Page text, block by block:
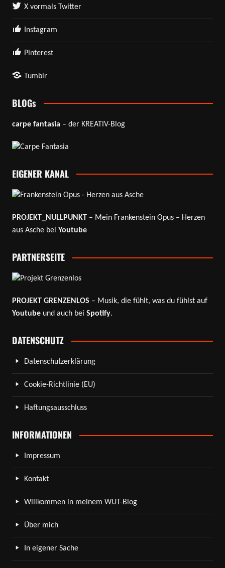
X vormals Twitter
Instagram
Pinterest
Tumblr
BLOGs
carpe fantasia – der KREATIV-Blog
EIGENER KANAL
PROJEKT_NULLPUNKT– Mein Frankenstein Opus – Herzen
aus Asche bei Youtube
PARTNERSEITE
PROJEKT GRENZENLOS – Musik, die fühlt, was du fühlst auf
Youtube und auch bei Spotify.
DATENSCHUTZ
Datenschutzerklärung
Cookie-Richtlinie (EU)
Haftungsausschluss
INFORMATIONEN
Impressum
Kontakt
Willkommen in meinem WUT-Blog
Über mich
In eigener Sache